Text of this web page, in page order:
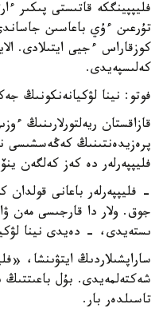
فليپپينگكە قاتىستى پىكىر
تۇرعىن ءۇي باعاسىن
كوزقاراس ءجيى ايتىلادى.
كەلىسپەيدى.
فوتو: نينا لۋكيانەنكونىڭ
قازاقستان ريەلتورلارىنىڭ
پرەزيدەنتىنىڭ كەڭەسشىسى
فليپپەرلەر دە كەز كەلگەن
- فليپپەرلەر باعانى
جوق. ولار دا قارجىسى مەن
ىستەيدى، - دەيدى نينا
ساراپشىلاردىڭ ايتۋىنشا،
شەكتەلمەيدى. بۇل باعىتتىڭ
تاسىلدەر بار.